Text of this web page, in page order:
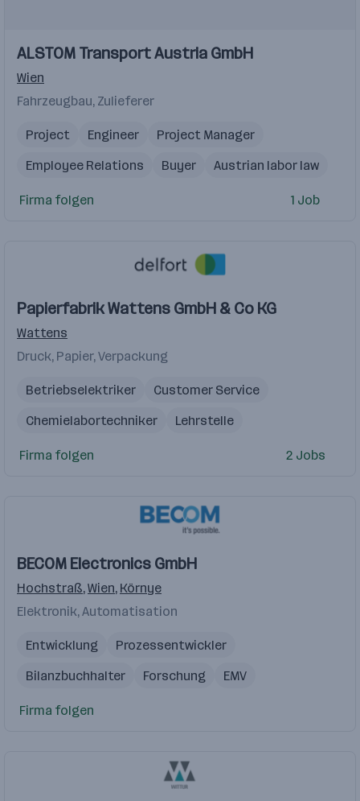
Videos
Einblicke
Einblicke
ALSTOM Transport Austria GmbH
Wien
Fahrzeugbau, Zulieferer
Project Engineer
Project Manager
Employee Relations
Buyer
Austrian labor law
Train
Firma folgen 1 Job
Papierfabrik Wattens GmbH & Co KG
Wattens
Druck, Papier, Verpackung
Betriebselektriker
Customer Service
Chemielabortechniker
Lehrstelle
Schichtbetrieb
Firma folgen 2 Jobs
BECOM Electronics GmbH
Hochstraß,Wien, Környe
Elektronik, Automatisation
Entwicklung
Prozessentwickler
Bilanzbuchhalter
Forschung EMV
Firma folgen